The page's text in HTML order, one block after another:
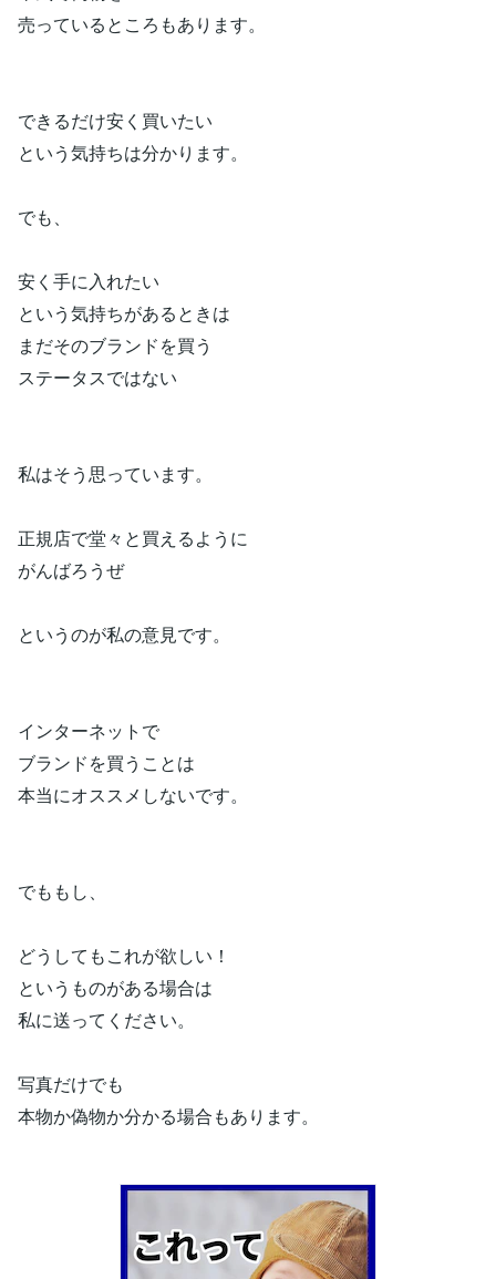
売っているところもあります。
できるだけ安く買いたい
という気持ちは分かります。
でも、
安く手に入れたい
という気持ちがあるときは
まだそのブランドを買う
ステータスではない
私はそう思っています。
正規店で堂々と買えるように
がんばろうぜ
というのが私の意見です。
インターネットで
ブランドを買うことは
本当にオススメしないです。
でももし、
どうしてもこれが欲しい！
というものがある場合は
私に送ってください。
写真だけでも
本物か偽物か分かる場合もあります。